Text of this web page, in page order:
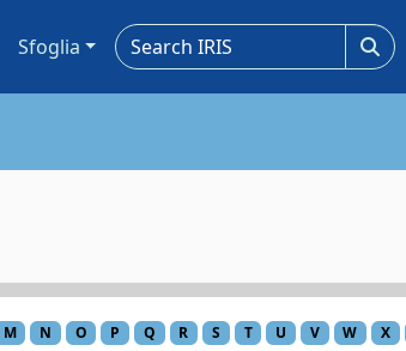
Sfoglia
M N O P Q R S T U V W X